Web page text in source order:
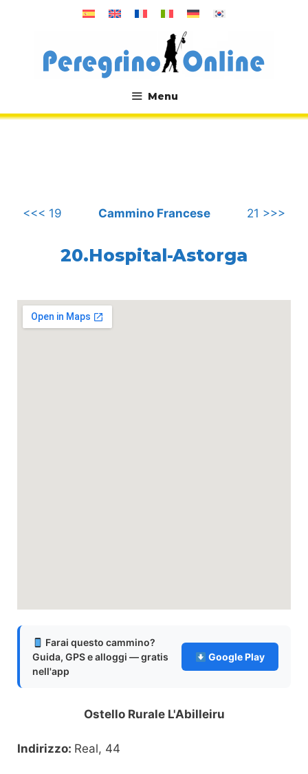
Menu
.
<<< 19 Cammino Francese 21 >>>
20.Hospital-Astorga
Farai questo cammino?
Guida, GPS e alloggi — gratis
nell'app
Google Play
Ostello Rurale L'Abilleiru
Indirizzo: Real, 44